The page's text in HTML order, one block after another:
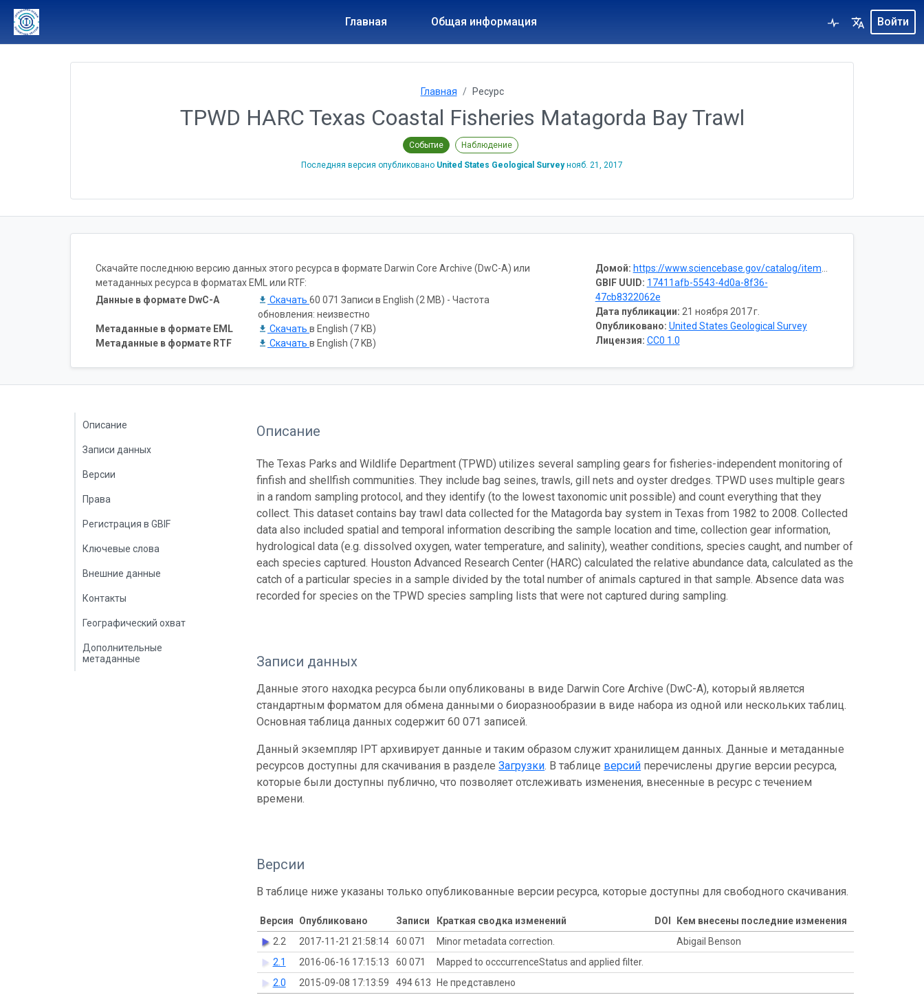
Главная Общая информация Войти
Главная Ресурс
TPWD HARC Texas Coastal Fisheries Matagorda Bay Trawl
Событие Наблюдение
Последняя версия опубликовано United States Geological Survey нояб. 21, 2017
Домой: https://www.sciencebase.gov/catalog/item/53a31a4ee4b0403a44154828
GBIF UUID: 17411afb-5543-4d0a-8f36-
47cb8322062e
Дата публикации: 21 ноября 2017 г.
Опубликовано: United States Geological Survey
Лицензия: CC0 1.0
Скачайте последнюю версию данных этого ресурса в формате Darwin Core Archive (DwC-A) или
метаданных ресурса в форматах EML или RTF:
Данные в формате DwC-A
Скачать 60 071 Записи в English (2 MB) - Частота
обновления: неизвестно
Метаданные в формате EML
Скачать в English (7 KB)
Метаданные в формате RTF
Скачать в English (7 KB)
Описание
Записи данных
Версии
Права
Регистрация в GBIF
Ключевые слова
Внешние данные
Контакты
Географический охват
Дополнительные
метаданные
Описание
The Texas Parks and Wildlife Department (TPWD) utilizes several sampling gears for fisheries-independent monitoring of
finfish and shellfish communities. They include bag seines, trawls, gill nets and oyster dredges. TPWD uses multiple gears
in a random sampling protocol, and they identify (to the lowest taxonomic unit possible) and count everything that they
collect. This dataset contains bay trawl data collected for the Matagorda bay system in Texas from 1982 to 2008. Collected
data also included spatial and temporal information describing the sample location and time, collection gear information,
hydrological data (e.g. dissolved oxygen, water temperature, and salinity), weather conditions, species caught, and number of
each species captured. Houston Advanced Research Center (HARC) calculated the relative abundance data, calculated as the
catch of a particular species in a sample divided by the total number of animals captured in that sample. Absence data was
recorded for species on the TPWD species sampling lists that were not captured during sampling.
Записи данных
Данные этого находка ресурса были опубликованы в виде Darwin Core Archive (DwC-A), который является
стандартным форматом для обмена данными о биоразнообразии в виде набора из одной или нескольких таблиц.
Основная таблица данных содержит 60 071 записей.
Данный экземпляр IPT архивирует данные и таким образом служит хранилищем данных. Данные и метаданные
ресурсов доступны для скачивания в разделеЗагрузки. В таблице версий перечислены другие версии ресурса,
которые были доступны публично, что позволяет отслеживать изменения, внесенные в ресурс с течением
времени.
Версии
В таблице ниже указаны только опубликованные версии ресурса, которые доступны для свободного скачивания.
Версия Опубликовано Записи Краткая сводка изменений DOI
Кем внесены последние изменения
2.2
2017-11-21 21:58:14 60 071 Minor metadata correction.
Abigail Benson
2.1
2016-06-16 17:15:13 60 071
Mapped to occcurrenceStatus and applied filter.
2.0
2015-09-08 17:13:59 494 613 Не представлено